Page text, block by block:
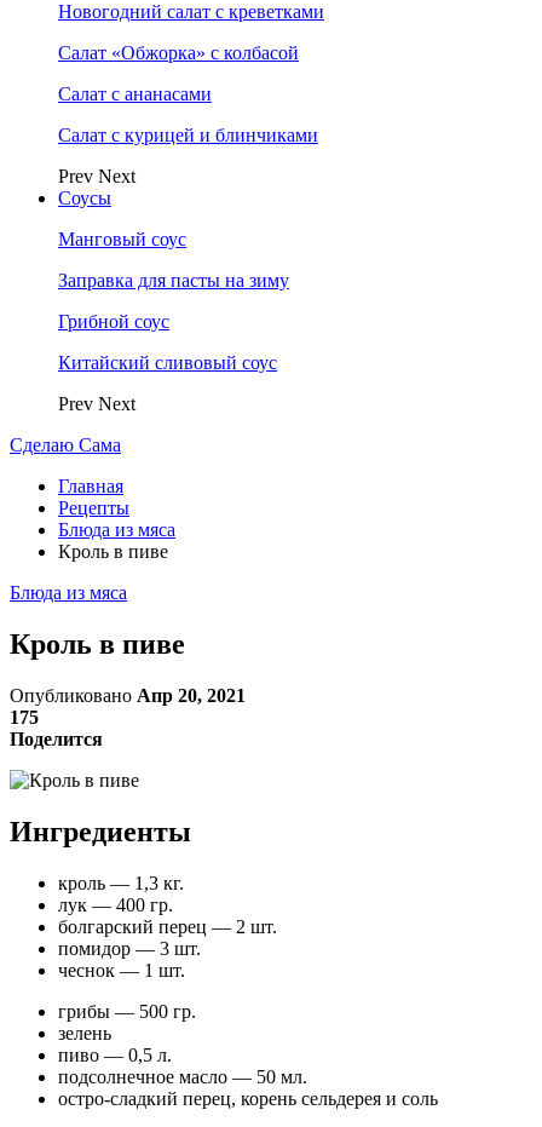
Новогодний салат с креветками
Салат «Обжорка» с колбасой
Салат с ананасами
Салат с курицей и блинчиками
Prev Next
Соусы
Манговый соус
Заправка для пасты на зиму
Грибной соус
Китайский сливовый соус
Prev Next
Сделаю Сама
Главная
Рецепты
Блюда из мяса
Кроль в пиве
Блюда из мяса
Кроль в пиве
Опубликовано Апр 20, 2021
175
Поделится
Ингредиенты
кроль — 1,3 кг.
лук — 400 гр.
болгарский перец — 2 шт.
помидор — 3 шт.
чеснок — 1 шт.
грибы — 500 гр.
зелень
пиво — 0,5 л.
подсолнечное масло — 50 мл.
остро-сладкий перец, корень сельдерея и соль